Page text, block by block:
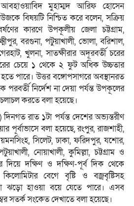
মুহাম্মদ আরিফ হোসেন
বিষয়টি নিশ্চিত করে বলেন, সক্রিয়
কারণে উপকূলীয় জেলা চট্টগ্রাম,
বরগুনা, পটুয়াখালী, ভোলা, বরিশাল,
খুলনা, সাতক্ষীরার অদূরবর্তী চরের
চেয়ে ১ থেকে ২ ফুট অধিক উচ্চতার
পারে। উত্তর বঙ্গোপসাগরে অবস্থানরত
পরবর্তী নির্দেশ না দেয়া পর্যন্ত উপকূলের
করতে বলা হয়েছে।
রাত ১টা পর্যন্ত দেশের অভ্যন্তরীণ
পূর্বাভাসে বলা হয়েছে, রংপুর, রাজশাহী,
সিলেট, ঢাকা, ফরিদপুর, যশোর,
নোয়াখালী, কুমিল্লা, চট্টগ্রাম ও
দিয়ে দক্ষিণ ও দক্ষিণ-পূর্ব দিক থেকে
বেগে বৃষ্টি ও বজ্রবৃষ্টিসহ
ঝড়ো হাওয়া বয়ে যেতে পারে। এসব
সতর্ক সংকেত দেখাতে বলা হয়েছে।